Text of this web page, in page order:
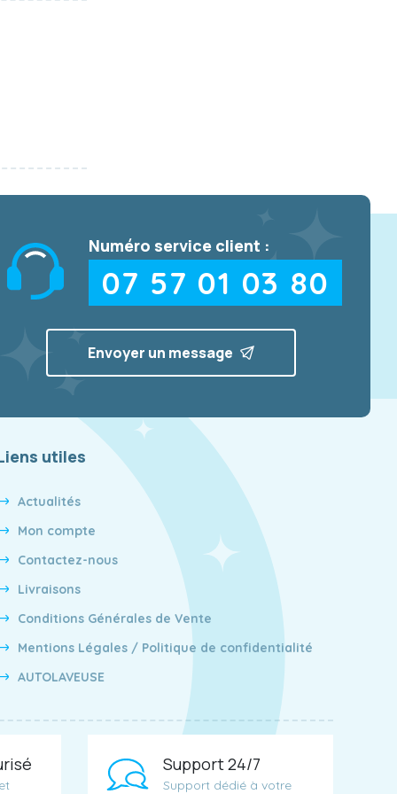
Numéro service client :
07 57 01 03 80
Envoyer un message
utiles
Actualités
Mon compte
Contactez-nous
Livraisons
Conditions Générales de Vente
Mentions Légales / Politique de confidentialité
AUTOLAVEUSE
Support 24/7
Support dédié à votre